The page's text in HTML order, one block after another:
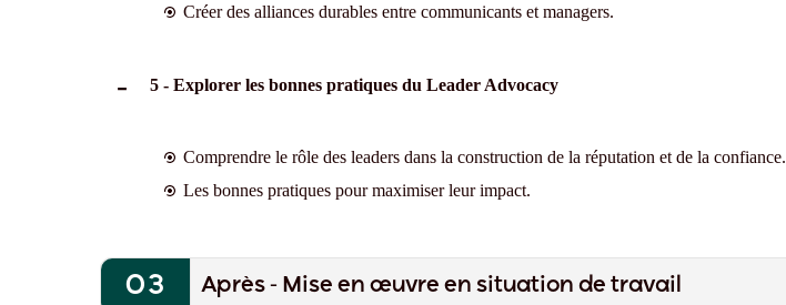
Créer des alliances durables entre communicants et managers.
5 - Explorer les bonnes pratiques du Leader Advocacy
Comprendre le rôle des leaders dans la construction de la réputation et de la confiance.
Les bonnes pratiques pour maximiser leur impact.
Après - Mise en œuvre en situation de travail